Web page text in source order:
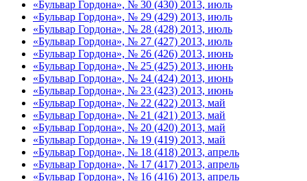
«Бульвар Гордона», № 30 (430) 2013, июль
«Бульвар Гордона», № 29 (429) 2013, июль
«Бульвар Гордона», № 28 (428) 2013, июль
«Бульвар Гордона», № 27 (427) 2013, июль
«Бульвар Гордона», № 26 (426) 2013, июнь
«Бульвар Гордона», № 25 (425) 2013, июнь
«Бульвар Гордона», № 24 (424) 2013, июнь
«Бульвар Гордона», № 23 (423) 2013, июнь
«Бульвар Гордона», № 22 (422) 2013, май
«Бульвар Гордона», № 21 (421) 2013, май
«Бульвар Гордона», № 20 (420) 2013, май
«Бульвар Гордона», № 19 (419) 2013, май
«Бульвар Гордона», № 18 (418) 2013, апрель
«Бульвар Гордона», № 17 (417) 2013, апрель
«Бульвар Гордона», № 16 (416) 2013, апрель